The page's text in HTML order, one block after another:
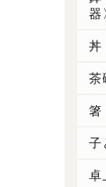
器
丼
茶
箸
子
卓